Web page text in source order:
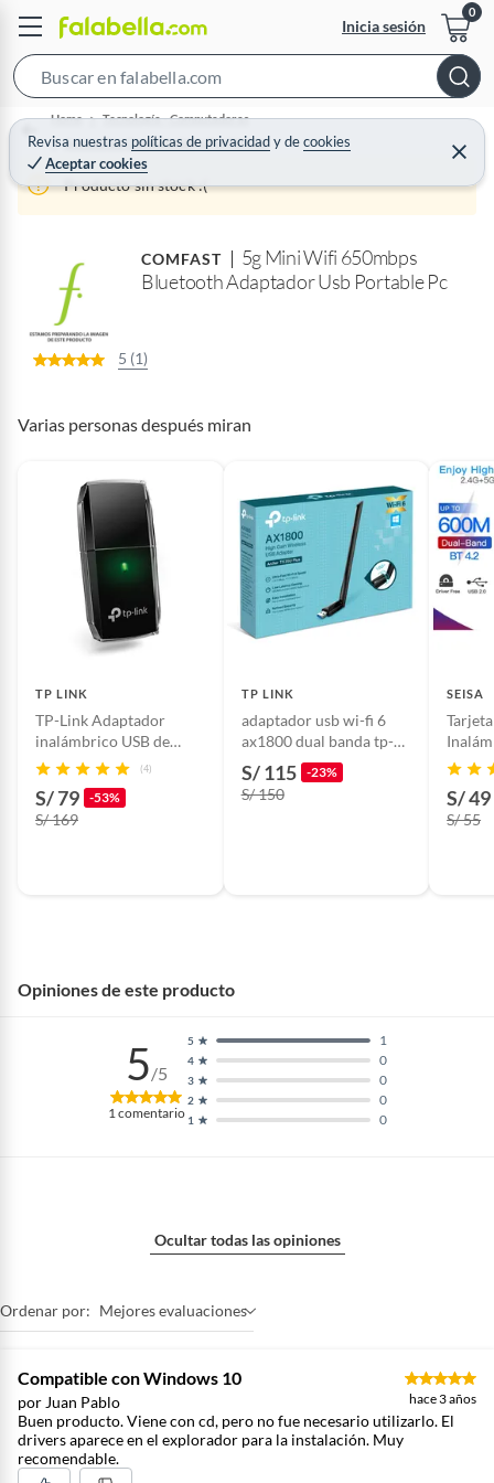
Inicia sesión
e
a
c
B
a
r
Revisa nuestras políticas de privacidadydecookies
Aceptar cookies
C
e
r
Home
Tecnología - Computadoras
Accesorios Computación y Periféricos
Producto sin stock :(
COMFAST
5g Mini Wifi 650mbps
Bluetooth Adaptador Usb Portable Pc
5 (1)
Varias personas después miran
TP LINK
TP-Link Adaptador
inalámbrico USB de
banda dual AC600 -
(4)
S/ 79 -53%
S/ 169
TP LINK
adaptador usb wi-fi 6
ax1800 dual banda tp-
link ARCHER TX35U
PLUS
S/ 115 -23%
S/ 150
SEISA
Wifi +
S/ 49
S/ 55
Opiniones de este producto
5/5
1comentario 1 0
2 0
3 0
4 0
5 1
Ocultar todas las opiniones
Ordenar por: Mejores evaluaciones
Compatible con Windows 10
por Juan Pablo hace 3 años
Buen producto. Viene con cd, pero no fue necesario utilizarlo. El
drivers aparece en el explorador para la instalación. Muy
recomendable.